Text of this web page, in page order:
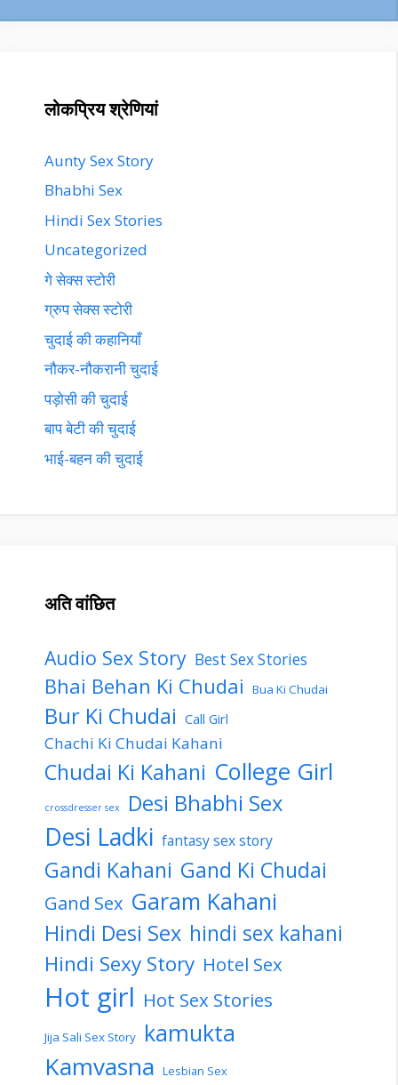
लोकप्रिय श्रेणियां
Aunty Sex Story
Bhabhi Sex
Hindi Sex Stories
Uncategorized
गे सेक्स स्टोरी
ग्रुप सेक्स स्टोरी
चुदाई की कहानियाँ
नौकर-नौकरानी चुदाई
पड़ोसी की चुदाई
बाप बेटी की चुदाई
भाई-बहन की चुदाई
अति वांछित
Audio Sex Story Best Sex Stories
Bhai Behan Ki Chudai Bua Ki Chudai
Bur Ki Chudai Call Girl
Chachi Ki Chudai Kahani
Chudai Ki Kahani College Girl
crossdresser sex Desi Bhabhi Sex
Desi Ladki fantasy sex story
Gandi Kahani Gand Ki Chudai
Gand Sex Garam Kahani
Hindi Desi Sex hindi sex kahani
Hindi Sexy Story Hotel Sex
Hot girl Hot Sex Stories
Jija Sali Sex Story kamukta
Kamvasna Lesbian Sex